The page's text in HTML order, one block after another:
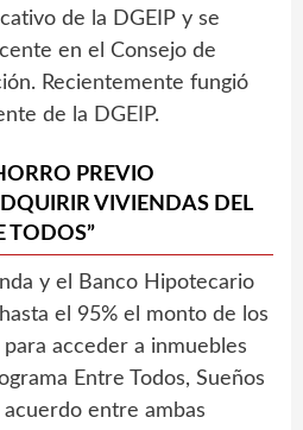
de la DGEIP y se
en el Consejo de
Recientemente fungió
de la DGEIP.
PREVIO
VIVIENDAS DEL
TODOS”
y el Banco Hipotecario
el 95% el monto de los
acceder a inmuebles
Entre Todos, Sueños
entre ambas